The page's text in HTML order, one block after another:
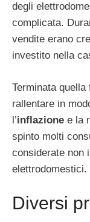
degli
complicata.
vendite erano
investito nella
Terminata
rallentare in
l’inflazione e la
spinto molti
considerate non
elettrodomestici.
Diversi